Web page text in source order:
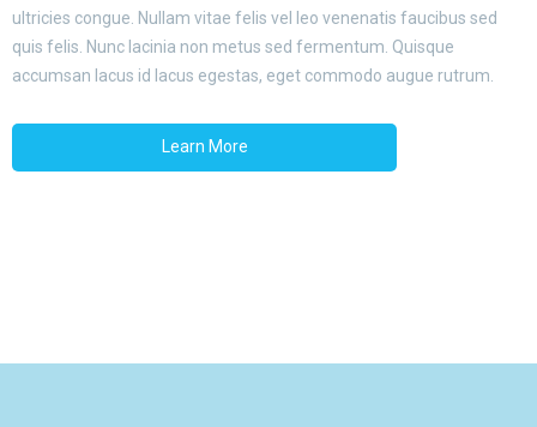
ultricies congue. Nullam vitae felis vel leo venenatis faucibus sed
quis felis. Nunc lacinia non metus sed fermentum. Quisque
accumsan lacus id lacus egestas, eget commodo augue rutrum.
Learn More